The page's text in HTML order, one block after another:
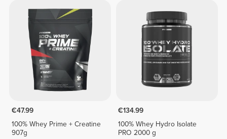
€47.99
100% Whey Prime + Creatine
907g
€134.99
100% Whey Hydro Isolate
PRO 2000 g